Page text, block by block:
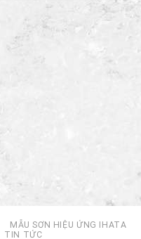
MẪU SƠN HIỆU ỨNG IHATA
TIN TỨC